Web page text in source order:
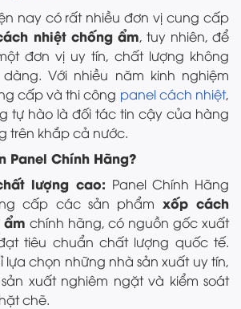
nay có rất nhiều đơn vị cung cấp
nhiệt chống ẩm, tuy nhiên, để
đơn vị uy tín, chất lượng không
Với nhiều năm kinh nghiệm
cấp và thi công panel cách nhiệt,
tự hào là đối tác tin cậy của hàng
trên khắp cả nước.
Panel Chính Hãng?
lượng cao: Panel Chính Hãng
cấp các sản phẩm xốp cách
ẩm chính hãng, có nguồn gốc xuất
tiêu chuẩn chất lượng quốc tế.
lựa chọn những nhà sản xuất uy tín,
xuất nghiêm ngặt và kiểm soát
chẽ.